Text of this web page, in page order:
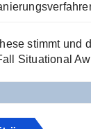
stimmt und
Situa­tio­nal